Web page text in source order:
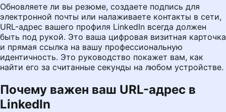
Обновляете ли вы резюме, создаете подпись для
электронной почты или налаживаете контакты в сети,
URL-адрес вашего профиля LinkedIn всегда должен
быть под рукой. Это ваша цифровая визитная карточка
и прямая ссылка на вашу профессиональную
идентичность. Это руководство покажет вам, как
найти его за считанные секунды на любом устройстве.
Почему важен ваш URL-адрес в
LinkedIn